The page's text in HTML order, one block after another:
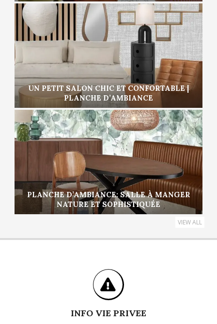
UN PETIT SALON CHIC ET CONFORTABLE |
PLANCHE D’AMBIANCE
PLANCHE D’AMBIANCE: SALLE À MANGER
NATURE ET SOPHISTIQUÉE
VIEW ALL
INFO VIE PRIVEE